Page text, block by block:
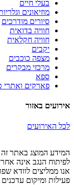
בעלי חיים
מוזיאונים
סיורים מודרכים
חוויה בדואית
חוויה חקלאית
יקבים
מצפה כוכבים
מרכזי מבקרים
ספא
פארקים ואתרי
אירועים באזור
לכל האירועים
המידע המוצג באתר זה
לפיתוח הנגב אינה
אנו ממליצים לוודא
פעילות ומיקום